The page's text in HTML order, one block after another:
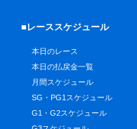
■レーススケジュール
本日のレース
本日の払戻金一覧
月間スケジュール
SG・PG1スケジュール
G1・G2スケジュール